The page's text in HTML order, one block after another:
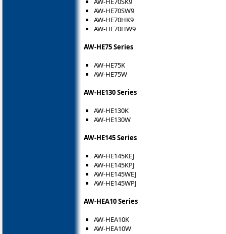
AW-HE70SW9
AW-HE70HK9
AW-HE70HW9
AW-HE75 Series
AW-HE75K
AW-HE75W
AW-HE130 Series
AW-HE130K
AW-HE130W
AW-HE145 Series
AW-HE145KEJ
AW-HE145KPJ
AW-HE145WEJ
AW-HE145WPJ
AW-HEA10 Series
AW-HEA10K
AW-HEA10W